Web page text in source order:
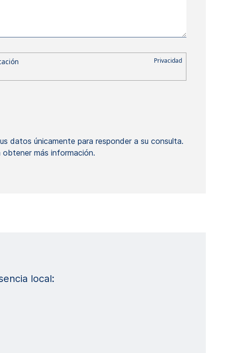
datos únicamente para responder a su consulta.
obtener más información.
local: